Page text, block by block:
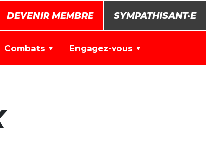
DEVENIR MEMBRE SYMPATHISANT·E
Combats Engagez-vous